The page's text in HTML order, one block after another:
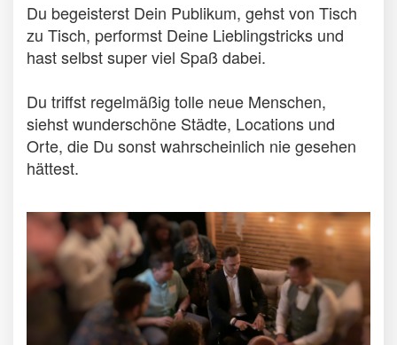
Du begeisterst Dein Publikum, gehst von Tisch
zu Tisch, performst Deine Lieblingstricks und
hast selbst super viel Spaß dabei.
Du triffst regelmäßig tolle neue Menschen,
siehst wunderschöne Städte, Locations und
Orte, die Du sonst wahrscheinlich nie gesehen
hättest.